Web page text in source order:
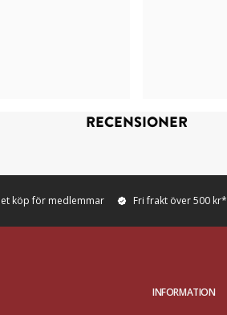
RECENSIONER
köp för medlemmar Fri frakt över 500 kr*
INFORMATION